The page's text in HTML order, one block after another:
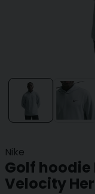
Nike
Golf
Velocity